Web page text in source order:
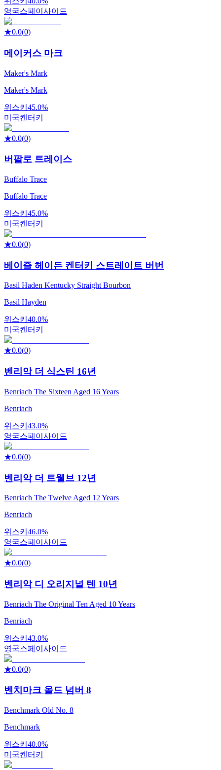
영국스페이사이드
★0.0(0)
메이커스 마크
Maker's Mark
Maker's Mark
위스키 45.0%
미국켄터키
★0.0(0)
버팔로 트레이스
Buffalo Trace
Buffalo Trace
위스키 45.0%
미국켄터키
★0.0(0)
베이즐 헤이든 켄터키 스트레이트 버번
Basil Haden Kentucky Straight Bourbon
Basil Hayden
위스키 40.0%
미국켄터키
★0.0(0)
벤리악 더 식스틴 16년
Benriach The Sixteen Aged 16 Years
Benriach
위스키 43.0%
영국스페이사이드
★0.0(0)
벤리악 더 트웰브 12년
Benriach The Twelve Aged 12 Years
Benriach
위스키 46.0%
영국스페이사이드
★0.0(0)
벤리악 디 오리지널 텐 10년
Benriach The Original Ten Aged 10 Years
Benriach
위스키 43.0%
영국스페이사이드
★0.0(0)
벤치마크 올드 넘버 8
Benchmark Old No. 8
Benchmark
위스키 40.0%
미국켄터키